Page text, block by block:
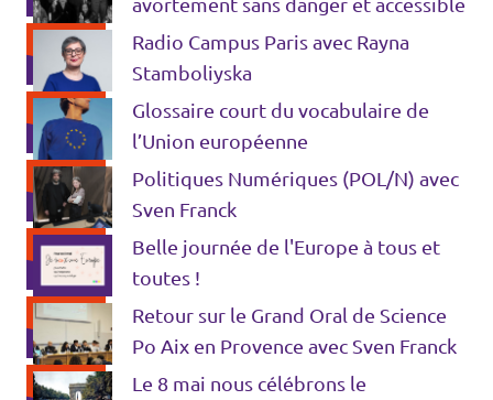
avortement sans danger et accessible
Radio Campus Paris avec Rayna
Stamboliyska
Glossaire court du vocabulaire de
l’Union européenne
Politiques Numériques (POL/N) avec
Sven Franck
Belle journée de l'Europe à tous et
toutes !
Retour sur le Grand Oral de Science
Po Aix en Provence avec Sven Franck
Le 8 mai nous célébrons le